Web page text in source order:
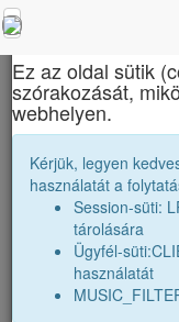
Tanári
whatshot folder_shared
Lingvay Klára
Ez az oldal sütik
szórakozását,
webhelyen.
Kérjük, legyen
használatát a
Session-süti:
tárolására
Ügyfél-
használatát